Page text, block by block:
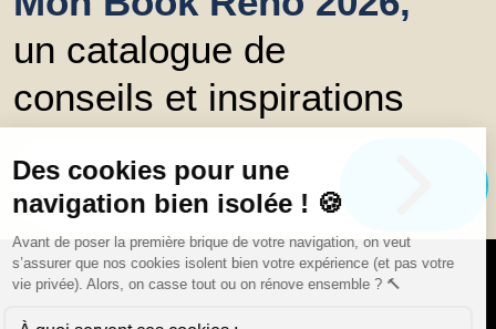
un catalogue de
conseils et inspirations